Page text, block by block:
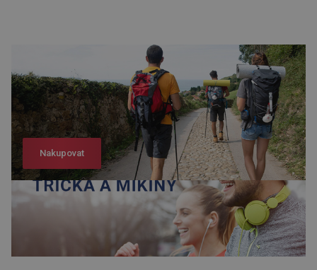
Nakupovat